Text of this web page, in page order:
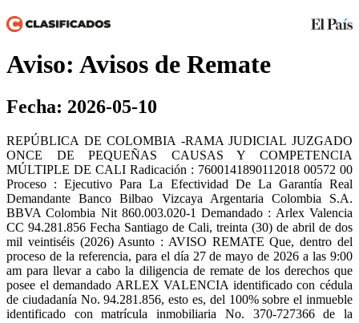
Aviso: Avisos de Remate
Fecha: 2026-05-10
REPÚBLICA DE COLOMBIA -RAMA JUDICIAL JUZGADO
ONCE DE PEQUEÑAS CAUSAS Y COMPETENCIA
MÚLTIPLE DE CALI Radicación : 7600141890112018 00572 00
Proceso : Ejecutivo Para La Efectividad De La Garantía Real
Demandante Banco Bilbao Vizcaya Argentaria Colombia S.A.
BBVA Colombia Nit 860.003.020-1 Demandado : Arlex Valencia
CC 94.281.856 Fecha Santiago de Cali, treinta (30) de abril de dos
mil veintiséis (2026) Asunto : AVISO REMATE Que, dentro del
proceso de la referencia, para el día 27 de mayo de 2026 a las 9:00
am para llevar a cabo la diligencia de remate de los derechos que
posee el demandado ARLEX VALENCIA identificado con cédula
de ciudadanía No. 94.281.856, esto es, del 100% sobre el inmueble
identificado con matrícula inmobiliaria No. 370-727366 de la